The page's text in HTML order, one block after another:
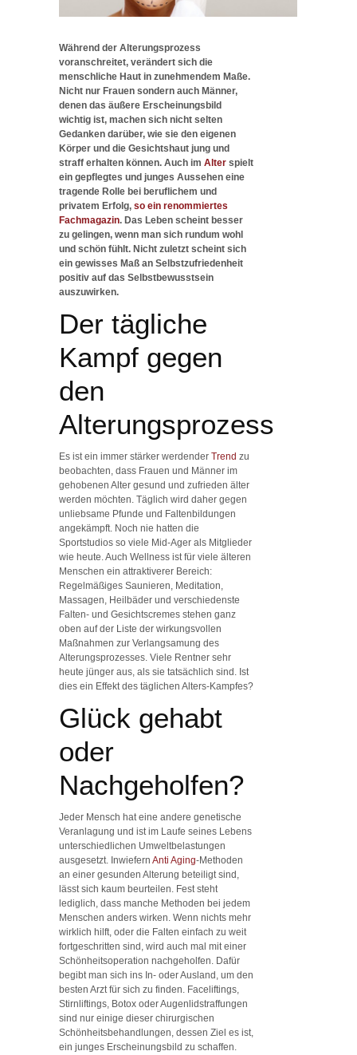
Während der Alterungsprozess
voranschreitet, verändert sich die
menschliche Haut in zunehmendem Maße.
Nicht nur Frauen sondern auch Männer,
denen das äußere Erscheinungsbild
wichtig ist, machen sich nicht selten
Gedanken darüber, wie sie den eigenen
Körper und die Gesichtshaut jung und
straff erhalten können. Auch im Alter spielt
ein gepflegtes und junges Aussehen eine
tragende Rolle bei beruflichem und
privatem Erfolg, so ein renommiertes
Fachmagazin. Das Leben scheint besser
zu gelingen, wenn man sich rundum wohl
und schön fühlt. Nicht zuletzt scheint sich
ein gewisses Maß an Selbstzufriedenheit
positiv auf das Selbstbewusstsein
auszuwirken.
Der tägliche
Kampf gegen
den
Alterungsprozess
Es ist ein immer stärker werdender Trend zu
beobachten, dass Frauen und Männer im
gehobenen Alter gesund und zufrieden älter
werden möchten. Täglich wird daher gegen
unliebsame Pfunde und Faltenbildungen
angekämpft. Noch nie hatten die
Sportstudios so viele Mid-Ager als Mitglieder
wie heute. Auch Wellness ist für viele älteren
Menschen ein attraktiverer Bereich:
Regelmäßiges Saunieren, Meditation,
Massagen, Heilbäder und verschiedenste
Falten- und Gesichtscremes stehen ganz
oben auf der Liste der wirkungsvollen
Maßnahmen zur Verlangsamung des
Alterungsprozesses. Viele Rentner sehr
heute jünger aus, als sie tatsächlich sind. Ist
dies ein Effekt des täglichen Alters-Kampfes?
Glück gehabt
oder
Nachgeholfen?
Jeder Mensch hat eine andere genetische
Veranlagung und ist im Laufe seines Lebens
unterschiedlichen Umweltbelastungen
ausgesetzt. Inwiefern Anti Aging-Methoden
an einer gesunden Alterung beteiligt sind,
lässt sich kaum beurteilen. Fest steht
lediglich, dass manche Methoden bei jedem
Menschen anders wirken. Wenn nichts mehr
wirklich hilft, oder die Falten einfach zu weit
fortgeschritten sind, wird auch mal mit einer
Schönheitsoperation nachgeholfen. Dafür
begibt man sich ins In- oder Ausland, um den
besten Arzt für sich zu finden. Faceliftings,
Stirnliftings, Botox oder Augenlidstraffungen
sind nur einige dieser chirurgischen
Schönheitsbehandlungen, dessen Ziel es ist,
ein junges Erscheinungsbild zu schaffen.